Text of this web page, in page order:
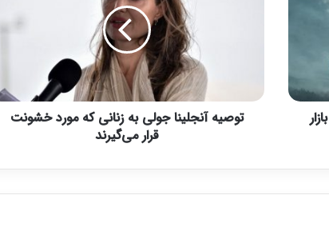
عرضه سریال جدید «استیون کینگ» در ۱۰۰ بازار
ل
ج
توصیه آنجلینا جولی به زنانی که مورد خشونت
قرار می‌گیرند